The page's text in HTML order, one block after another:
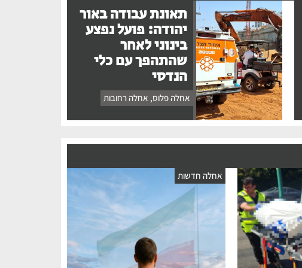
תאונת עבודה באור
יהודה: פועל נפצע
בינוני לאחר
שהתהפך עם כלי
הנדסי
אחלה פלוס, אחלה רחובות
אחלה חדשות